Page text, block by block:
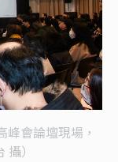
峰會論壇現場，
）